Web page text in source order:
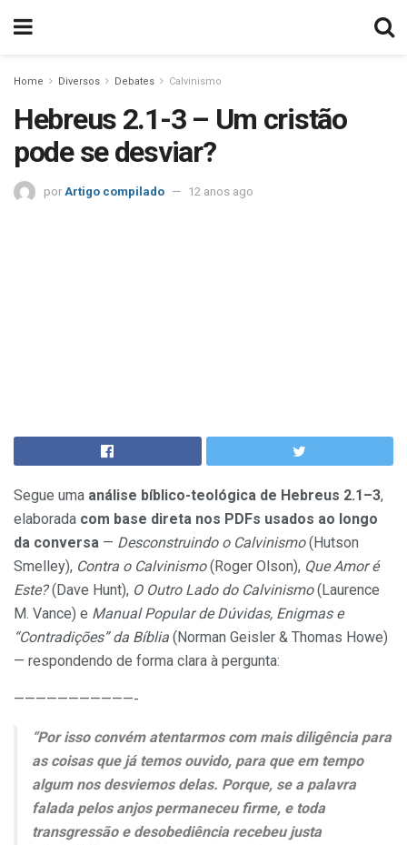
Home Diversos Debates Calvinismo
Hebreus 2.1-3 – Um cristão
pode se desviar?
por Artigo compilado 12 anos ago
Segue uma análise bíblico-teológica de Hebreus 2.1–3,
elaborada com base direta nos PDFs usados ao longo
da conversa — Desconstruindo o Calvinismo(Hutson
Smelley), Contra o Calvinismo(Roger Olson), Que Amor é
Este?(Dave Hunt), O Outro Lado do Calvinismo(Laurence
M. Vance) e Manual Popular de Dúvidas, Enigmas e
“Contradições” da Bíblia (Norman Geisler & Thomas Howe)
— respondendo de forma clara à pergunta:
———————————-
“Por isso convém atentarmos com mais diligência para
as coisas que já temos ouvido, para que em tempo
algum nos desviemos delas. Porque, se a palavra
falada pelos anjos permaneceu firme, e toda
transgressão e desobediência recebeu justa